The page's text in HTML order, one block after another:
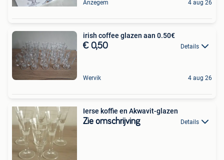
Anzegem 4 aug 26
irish coffee glazen aan 0.50€
€ 0,50 Details
Wervik 4 aug 26
Ierse koffie en Akwavit-glazen
Zie omschrijving Details